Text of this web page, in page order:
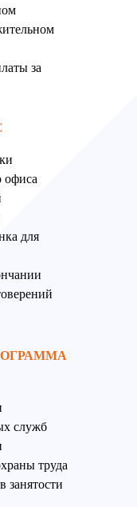
за
офиса
для
служб
труда
занятости